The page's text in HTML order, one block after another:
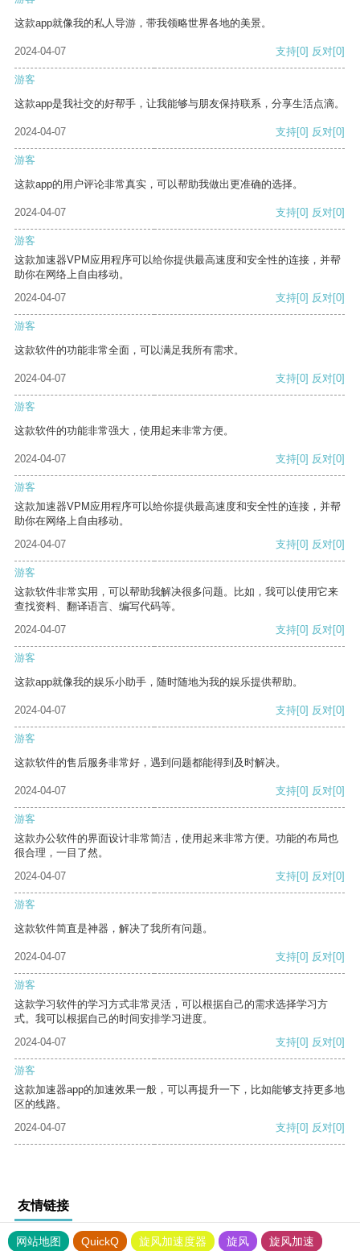
这款app就像我的私人导游，带我领略世界各地的美景。
2024-04-07 支持[0] 反对[0]
游客
这款app是我社交的好帮手，让我能够与朋友保持联系，分享生活点滴。
2024-04-07 支持[0] 反对[0]
游客
这款app的用户评论非常真实，可以帮助我做出更准确的选择。
2024-04-07 支持[0] 反对[0]
游客
这款加速器VPM应用程序可以给你提供最高速度和安全性的连接，并帮
助你在网络上自由移动。
2024-04-07
支持[0] 反对[0]
游客
这款软件的功能非常全面，可以满足我所有需求。
2024-04-07 支持[0] 反对[0]
游客
这款软件的功能非常强大，使用起来非常方便。
2024-04-07 支持[0] 反对[0]
游客
这款加速器VPM应用程序可以给你提供最高速度和安全性的连接，并帮
助你在网络上自由移动。
2024-04-07
支持[0] 反对[0]
游客
这款软件非常实用，可以帮助我解决很多问题。比如，我可以使用它来
查找资料、翻译语言、编写代码等。
2024-04-07
支持[0] 反对[0]
游客
这款app就像我的娱乐小助手，随时随地为我的娱乐提供帮助。
2024-04-07 支持[0] 反对[0]
游客
这款软件的售后服务非常好，遇到问题都能得到及时解决。
2024-04-07 支持[0] 反对[0]
游客
这款办公软件的界面设计非常简洁，使用起来非常方便。功能的布局也
很合理，一目了然。
2024-04-07
支持[0] 反对[0]
游客
这款软件简直是神器，解决了我所有问题。
2024-04-07 支持[0] 反对[0]
游客
这款学习软件的学习方式非常灵活，可以根据自己的需求选择学习方
式。我可以根据自己的时间安排学习进度。
2024-04-07
支持[0] 反对[0]
游客
这款加速器app的加速效果一般，可以再提升一下，比如能够支持更多地
区的线路。
2024-04-07
支持[0] 反对[0]
友情链接
网站地图 QuickQ 旋风加速度器 旋风 旋风加速